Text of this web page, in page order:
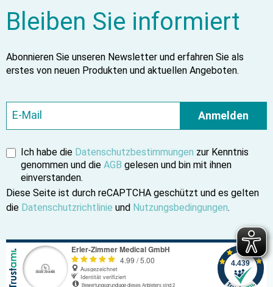
Bleiben Sie informiert
Abonnieren Sie unseren Newsletter und erfahren Sie als
erstes von neuen Produkten und aktuellen Angeboten.
Anmelden
Ich habe die Datenschutzbestimmungen zur Kenntnis
genommen und die AGB gelesen und bin mit ihnen
einverstanden.
Diese Seite ist durch reCAPTCHA geschützt und es gelten
die Datenschutzrichtlinie und Nutzungsbedingungen.